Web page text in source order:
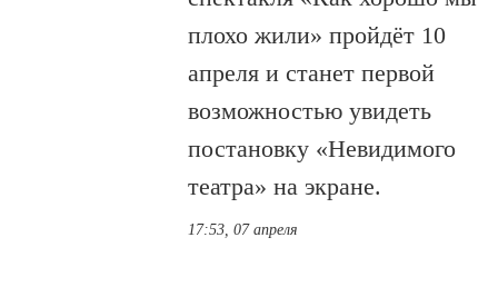
плохо жили» пройдёт 10
апреля и станет первой
возможностью увидеть
постановку «Невидимого
театра» на экране.
17:53, 07 апреля